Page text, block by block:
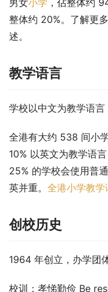
整体约 20%。了解更
述。
教学语言
学校以中文为教学语言
全港有大约 538 间小
10% 以英文为教学语
25% 的学校会使用普
英并重。 全港小学教学
创校历史
1964 年创立，办学团
校训：孝悌勤俭 Be